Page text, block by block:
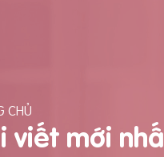
CHỦ
viết mới